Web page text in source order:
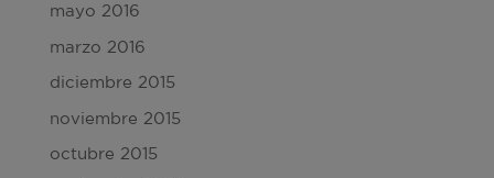
mayo 2016
marzo 2016
diciembre 2015
noviembre 2015
octubre 2015